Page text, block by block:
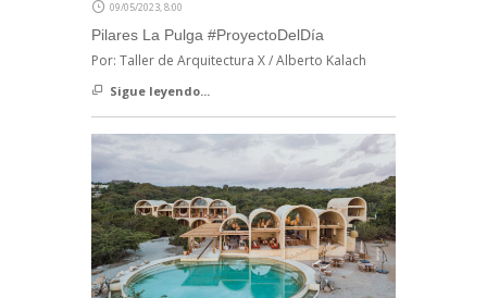
09/05/2023, 8:00
Pilares La Pulga #ProyectoDelDía
Por: Taller de Arquitectura X / Alberto Kalach
Sigue leyendo...